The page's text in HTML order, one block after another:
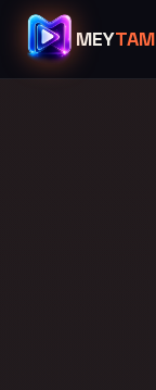
MEYTAM